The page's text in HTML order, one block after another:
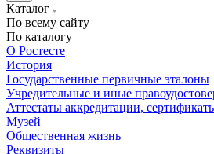
Каталог
По всему сайту
По каталогу
О Ростесте
История
Государственные первичные эталоны
Учредительные и иные
Аттестаты аккредитации,
Музей
Общественная жизнь
Реквизиты